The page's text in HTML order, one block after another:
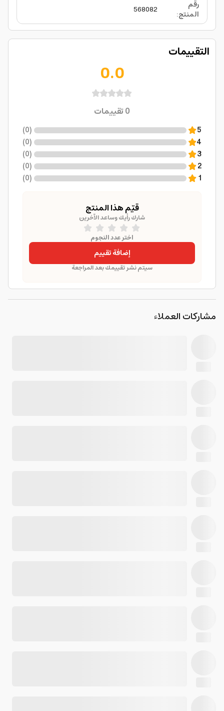
رقم
المنتج:
568082
التقييمات
0.0
0تقييمات
5
(
0
)
4
(
0
)
3
(
0
)
2
(
0
)
1
(
0
)
قيّم هذا المنتج
شارك رأيك وساعد الآخرين
اختر عدد النجوم
إضافة تقييم
سيتم نشر تقييمك بعد المراجعة
مشاركات العملاء